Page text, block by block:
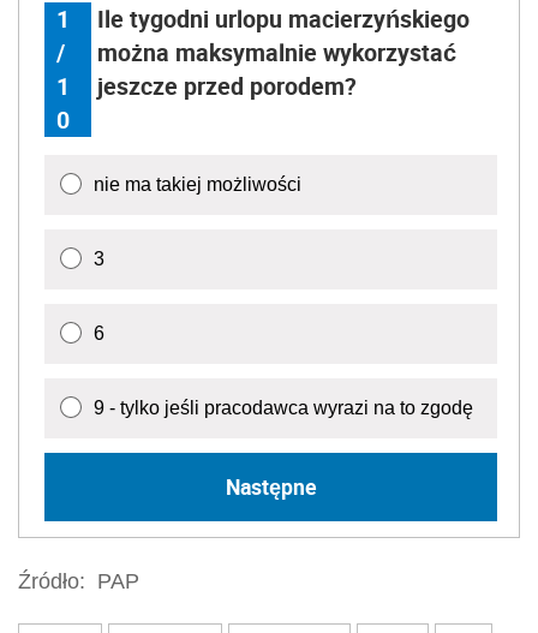
1
/
1
0
Ile tygodni urlopu macierzyńskiego
można maksymalnie wykorzystać
jeszcze przed porodem?
nie ma takiej możliwości
3
6
9 - tylko jeśli pracodawca wyrazi na to zgodę
Następne
Źródło: PAP